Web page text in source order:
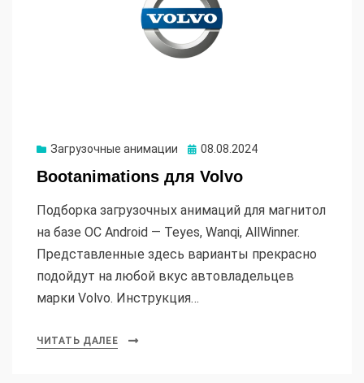
Загрузочные анимации Опубликовано
08.08.2024
Bootanimations для Volvo
Подборка загрузочных анимаций для магнитол
на базе ОС Android — Teyes, Wanqi, AllWinner.
Представленные здесь варианты прекрасно
подойдут на любой вкус автовладельцев
марки Volvo. Инструкция…
ЧИТАТЬ ДАЛЕЕ